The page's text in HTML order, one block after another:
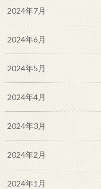
2024年7月
2024年6月
2024年5月
2024年4月
2024年3月
2024年2月
2024年1月